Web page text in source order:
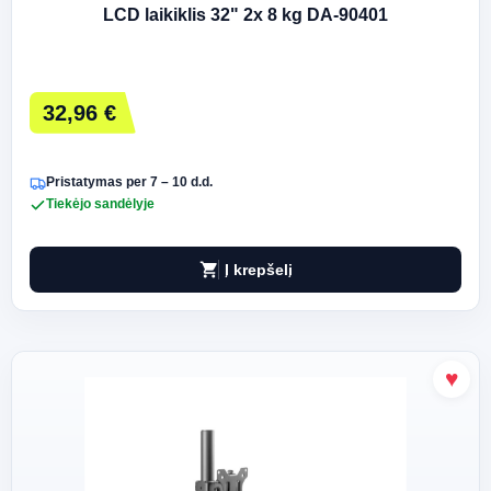
LCD laikiklis 32" 2x 8 kg DA-90401
32,96 €
Pristatymas per 7 – 10 d.d.
Tiekėjo sandėlyje
shopping_cart Į krepšelį